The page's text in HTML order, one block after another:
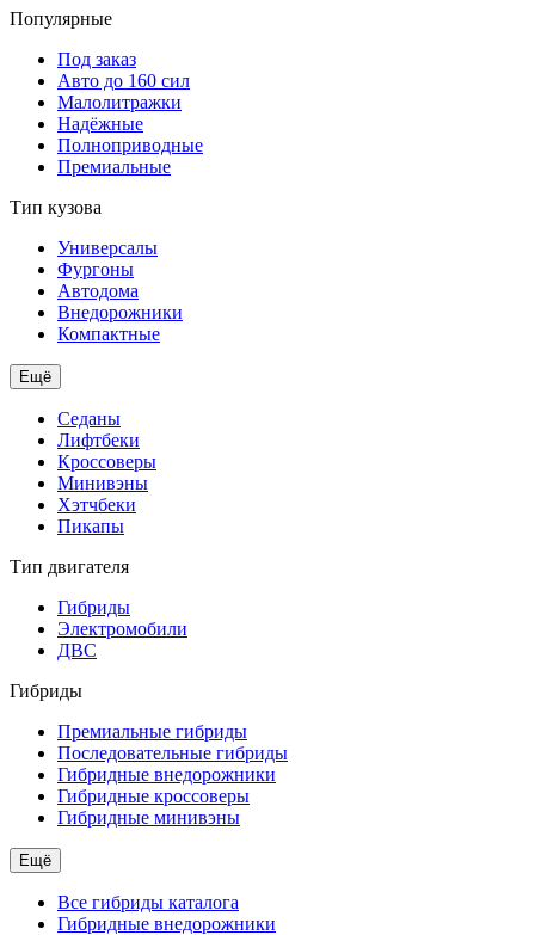
Популярные
Под заказ
Авто до 160 сил
Малолитражки
Надёжные
Полноприводные
Премиальные
Тип кузова
Универсалы
Фургоны
Автодома
Внедорожники
Компактные
Ещё
Седаны
Лифтбеки
Кроссоверы
Минивэны
Хэтчбеки
Пикапы
Тип двигателя
Гибриды
Электромобили
ДВС
Гибриды
Премиальные гибриды
Последовательные гибриды
Гибридные внедорожники
Гибридные кроссоверы
Гибридные минивэны
Ещё
Все гибриды каталога
Гибридные внедорожники